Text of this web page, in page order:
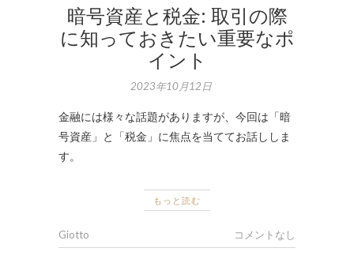
暗号資産と税金: 取引の際
に知っておきたい重要なポ
イント
2023年10月12日
金融には様々な話題がありますが、今回は「暗
号資産」と「税金」に焦点を当ててお話ししま
す。
もっと読む
Giotto コメントなし